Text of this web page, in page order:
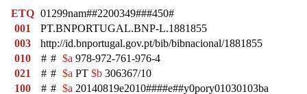
ETQ 01299nam##2200349###450#
001
PT.BNPORTUGAL.BNP-L.1881855
003
http://id.bnportugal.gov.pt/bib/bibnacional/1881855
010
# # $a 978-972-761-976-4
021
# # $a PT $b 306367/10
100
# # $a 20140819e2010####e##y0pory01030103ba